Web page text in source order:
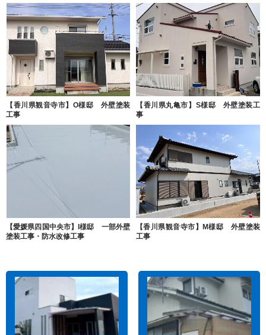
【香川県観音寺市】O様邸 外壁塗装
工事
【香川県丸亀市】S様邸 外壁塗装工
事
【愛媛県四国中央市】I様邸 一部外壁
塗装工事・防水改修工事
【香川県観音寺市】M様邸 外壁塗装
工事